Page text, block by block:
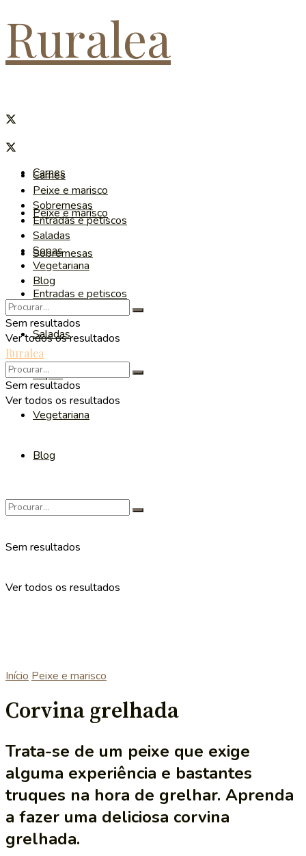
Ruralea
Carnes
Peixe e marisco
Sobremesas
Entradas e petiscos
Saladas
Sopas
Vegetariana
Blog
Sem resultados
Ver todos os resultados
Carnes
Peixe e marisco
Sobremesas
Entradas e petiscos
Saladas
Sopas
Vegetariana
Blog
Sem resultados
Ver todos os resultados
Ruralea
Sem resultados
Ver todos os resultados
Início Peixe e marisco
Corvina grelhada
Trata-se de um peixe que exige
alguma experiência e bastantes
truques na hora de grelhar. Aprenda
a fazer uma deliciosa corvina
grelhada.